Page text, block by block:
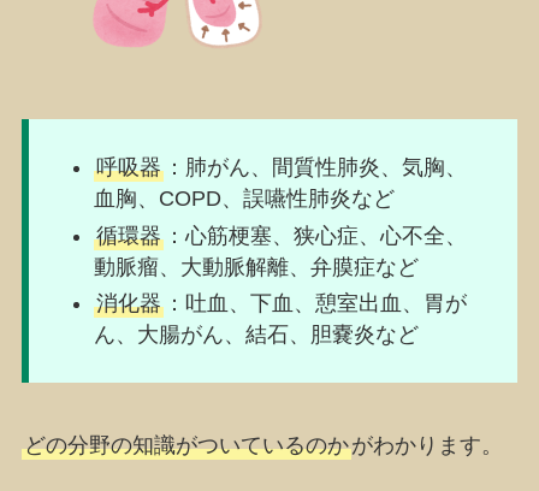
呼吸器：肺がん、間質性肺炎、気胸、
血胸、COPD、誤嚥性肺炎など
循環器：心筋梗塞、狭心症、心不全、
動脈瘤、大動脈解離、弁膜症など
消化器：吐血、下血、憩室出血、胃が
ん、大腸がん、結石、胆嚢炎など
どの分野の知識がついているのかがわかります。